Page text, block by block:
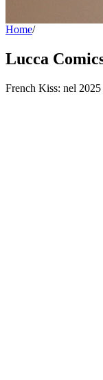
Home/
Lucca
French Kiss: nel